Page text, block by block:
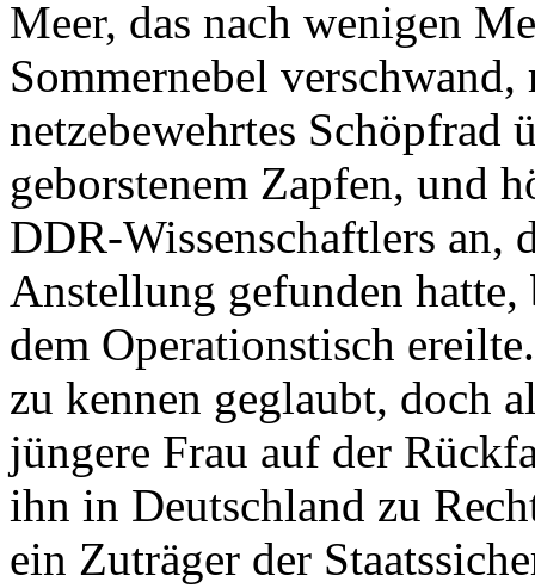
Meer, das nach wenigen
Sommernebel
netzebewehrtes Schöpfrad
geborstenem Zapfen, und
DDR-Wissenschaftlers an,
Anstellung gefunden
dem Operationstisch
zu kennen geglaubt, doch
jüngere Frau auf der
ihn in Deutschland zu
ein Zuträger der